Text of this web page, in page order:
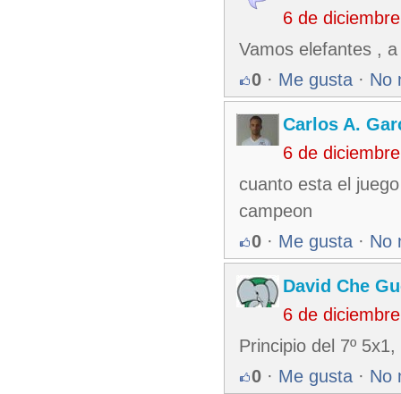
6 de
Vamos elefantes ,
0 · Me gusta · No
Carlos A.
6 de
cuanto esta el
campeon
0 · Me gusta · No
David Che
6 de
Principio del 7º
0 · Me gusta · No